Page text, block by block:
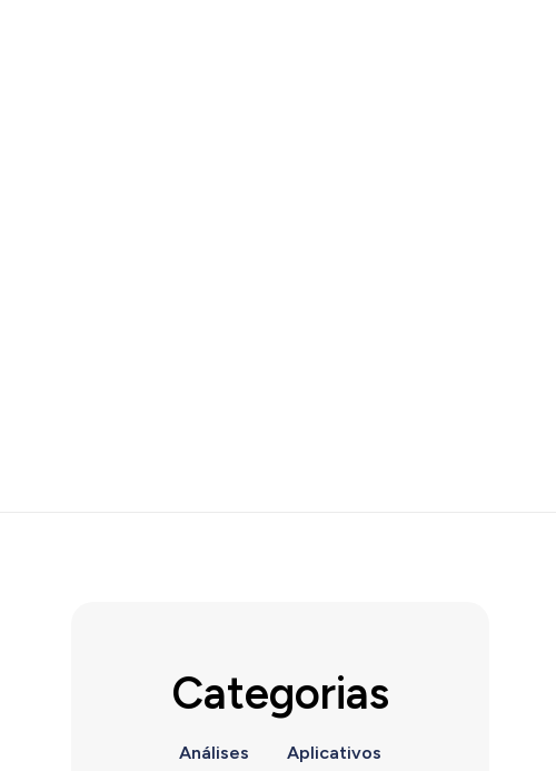
Categorias
Análises Aplicativos